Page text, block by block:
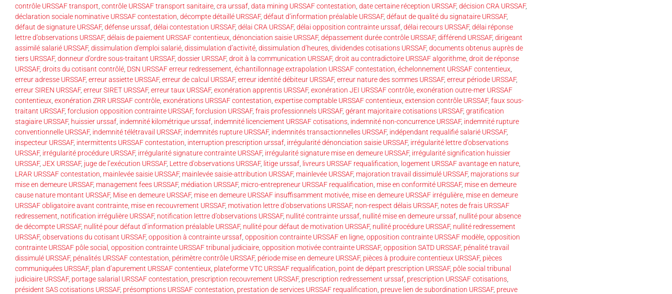
contrôle URSSAF transport contrôle URSSAF transport sanitaire cra urssaf data mining URSSAF contestation date certaine réception URSSAF, décision CRA URSSAF,
déclaration sociale nominative URSSAF contestation décompte détaillé URSSAF, défaut d’information préalable URSSAF, défaut de qualité du signataire URSSAF,
défaut de signature URSSAF, défense urssaf délai contestation URSSAF, délai CRA URSSAF, délai opposition contrainte urssaf délai recours URSSAF, délai réponse
lettre d’observations URSSAF, délais de paiement URSSAF contentieux dénonciation saisie URSSAF, dépassement durée contrôle URSSAF, différend URSSAF, dirigeant
assimilé salarié URSSAF, dissimulation d'emploi salarié dissimulation d’activité dissimulation d’heures dividendes cotisations URSSAF, documents obtenus auprès de
tiers URSSAF, donneur d’ordre sous-traitant URSSAF, dossier URSSAF, droit à la communication URSSAF, droit au contradictoire URSSAF algorithme droit de réponse
URSSAF, droits du cotisant contrôlé DSN URSSAF erreur redressement échantillonnage extrapolation URSSAF contestation échelonnement URSSAF contentieux
erreur adresse URSSAF, erreur assiette URSSAF, erreur de calcul URSSAF, erreur identité débiteur URSSAF, erreur nature des sommes URSSAF, erreur période URSSAF,
erreur SIREN URSSAF, erreur SIRET URSSAF, erreur taux URSSAF, exonération apprentis URSSAF, exonération JEI URSSAF contrôle exonération outre-mer URSSAF
contentieux exonération ZRR URSSAF contrôle exonérations URSSAF contestation expertise comptable URSSAF contentieux extension contrôle URSSAF, faux sous-
traitant URSSAF, forclusion opposition contrainte URSSAF, forclusion URSSAF, frais professionnels URSSAF, gérant majoritaire cotisations URSSAF, gratification
stagiaire URSSAF, huissier urssaf indemnité kilométrique urssaf indemnité licenciement URSSAF cotisations indemnité non-concurrence URSSAF, indemnité rupture
conventionnelle URSSAF, indemnité télétravail URSSAF, indemnités rupture URSSAF, indemnités transactionnelles URSSAF, indépendant requalifié salarié URSSAF,
inspecteur URSSAF, intermittents URSSAF contestation interruption prescription urssaf irrégularité dénonciation saisie URSSAF, irrégularité lettre d’observations
URSSAF, irrégularité procédure URSSAF, irrégularité signature contrainte URSSAF, irrégularité signature mise en demeure URSSAF, irrégularité signification huissier
URSSAF, JEX URSSAF, juge de l’exécution URSSAF, Lettre d'observations URSSAF, litige urssaf livreurs URSSAF requalification logement URSSAF avantage en nature
LRAR URSSAF contestation mainlevée saisie URSSAF, mainlevée saisie-attribution URSSAF, mainlevée URSSAF, majoration travail dissimulé URSSAF, majorations sur
mise en demeure URSSAF, management fees URSSAF, médiation URSSAF, micro-entrepreneur URSSAF requalification mise en conformité URSSAF, mise en demeure
cause nature montant URSSAF, Mise en demeure URSSAF, mise en demeure URSSAF insuffisamment motivée mise en demeure URSSAF irrégulière mise en demeure
URSSAF obligatoire avant contrainte mise en recouvrement URSSAF, motivation lettre d’observations URSSAF, non-respect délais URSSAF, notes de frais URSSAF
redressement notification irrégulière URSSAF, notification lettre d’observations URSSAF, nullité contrainte urssaf nullité mise en demeure urssaf nullité pour absence
de décompte URSSAF, nullité pour défaut d’information préalable URSSAF, nullité pour défaut de motivation URSSAF, nullité procédure URSSAF, nullité redressement
URSSAF, observations du cotisant URSSAF, opposition à contrainte urssaf opposition contrainte URSSAF en ligne opposition contrainte URSSAF modèle opposition
contrainte URSSAF pôle social opposition contrainte URSSAF tribunal judiciaire opposition motivée contrainte URSSAF, opposition SATD URSSAF, pénalité travail
dissimulé URSSAF, pénalités URSSAF contestation périmètre contrôle URSSAF, période mise en demeure URSSAF, pièces à produire contentieux URSSAF, pièces
communiquées URSSAF, plan d’apurement URSSAF contentieux plateforme VTC URSSAF requalification point de départ prescription URSSAF, pôle social tribunal
judiciaire URSSAF, portage salarial URSSAF contestation prescription recouvrement URSSAF, prescription redressement urssaf prescription URSSAF cotisations
président SAS cotisations URSSAF, présomptions URSSAF contestation prestation de services URSSAF requalification preuve lien de subordination URSSAF, preuve